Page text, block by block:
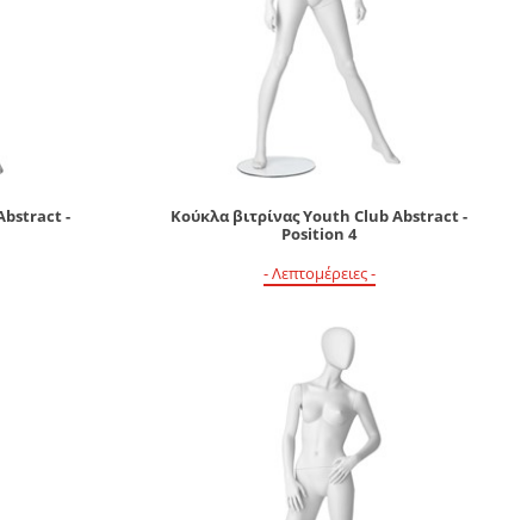
-
Κούκλα βιτρίνας Youth Club Abstract -
Position 4
- Λεπτομέρειες -